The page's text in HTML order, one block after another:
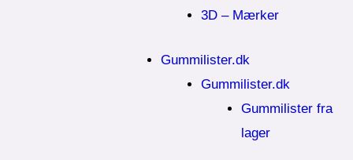
3D – Mærker
Gummilister.dk
Gummilister.dk
Gummilister fra
lager